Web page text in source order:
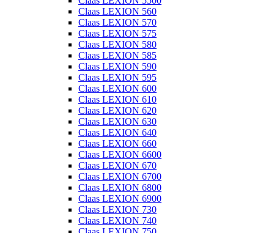
Claas LEXION 560
Claas LEXION 570
Claas LEXION 575
Claas LEXION 580
Claas LEXION 585
Claas LEXION 590
Claas LEXION 595
Claas LEXION 600
Claas LEXION 610
Claas LEXION 620
Claas LEXION 630
Claas LEXION 640
Claas LEXION 660
Claas LEXION 6600
Claas LEXION 670
Claas LEXION 6700
Claas LEXION 6800
Claas LEXION 6900
Claas LEXION 730
Claas LEXION 740